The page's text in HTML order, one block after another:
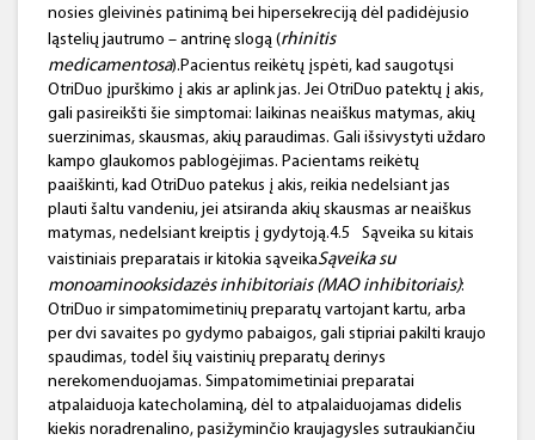
nosies gleivinės patinimą bei hipersekreciją dėl padidėjusio
ląstelių jautrumo – antrinę slogą (rhinitis
medicamentosa).Pacientus reikėtų įspėti, kad saugotųsi
OtriDuo įpurškimo į akis ar aplink jas. Jei OtriDuo patektų į akis,
gali pasireikšti šie simptomai: laikinas neaiškus matymas, akių
suerzinimas, skausmas, akių paraudimas. Gali išsivystyti uždaro
kampo glaukomos pablogėjimas. Pacientams reikėtų
paaiškinti, kad OtriDuo patekus į akis, reikia nedelsiant jas
plauti šaltu vandeniu, jei atsiranda akių skausmas ar neaiškus
matymas, nedelsiant kreiptis į gydytoją.4.5
Sąveika su kitais
vaistiniais preparatais ir kitokia sąveikaSąveika su
monoaminooksidazės inhibitoriais (MAO inhibitoriais):
OtriDuo ir simpatomimetinių preparatų vartojant kartu, arba
per dvi savaites po gydymo pabaigos, gali stipriai pakilti kraujo
spaudimas, todėl šių vaistinių preparatų derinys
nerekomenduojamas. Simpatomimetiniai preparatai
atpalaiduoja katecholaminą, dėl to atpalaiduojamas didelis
kiekis noradrenalino, pasižyminčio kraujagysles sutraukiančiu